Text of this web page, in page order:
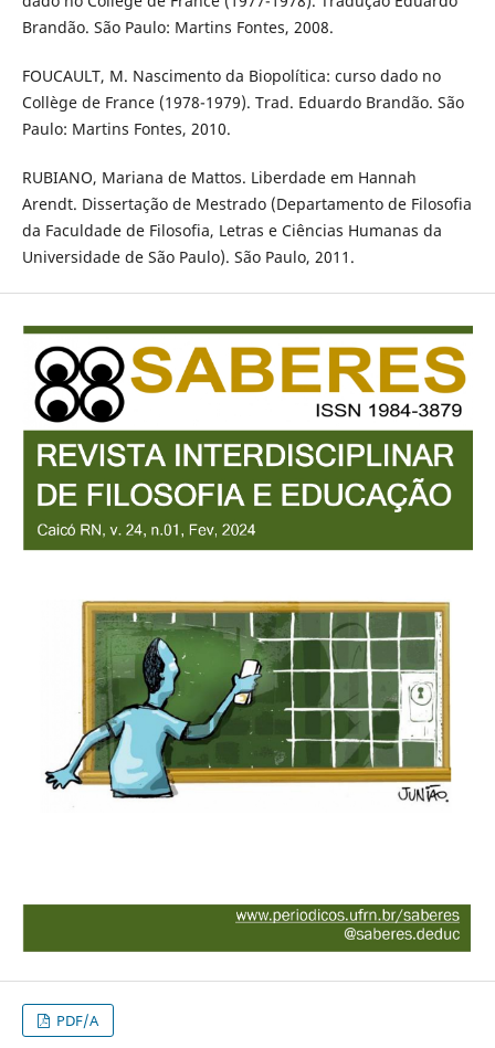
Brandão. São Paulo: Martins Fontes, 2008.
FOUCAULT, M. Nascimento da Biopolítica: curso dado no
Collège de France (1978-1979). Trad. Eduardo Brandão. São
Paulo: Martins Fontes, 2010.
RUBIANO, Mariana de Mattos. Liberdade em Hannah
Arendt. Dissertação de Mestrado (Departamento de Filosofia
da Faculdade de Filosofia, Letras e Ciências Humanas da
Universidade de São Paulo). São Paulo, 2011.
PDF/A